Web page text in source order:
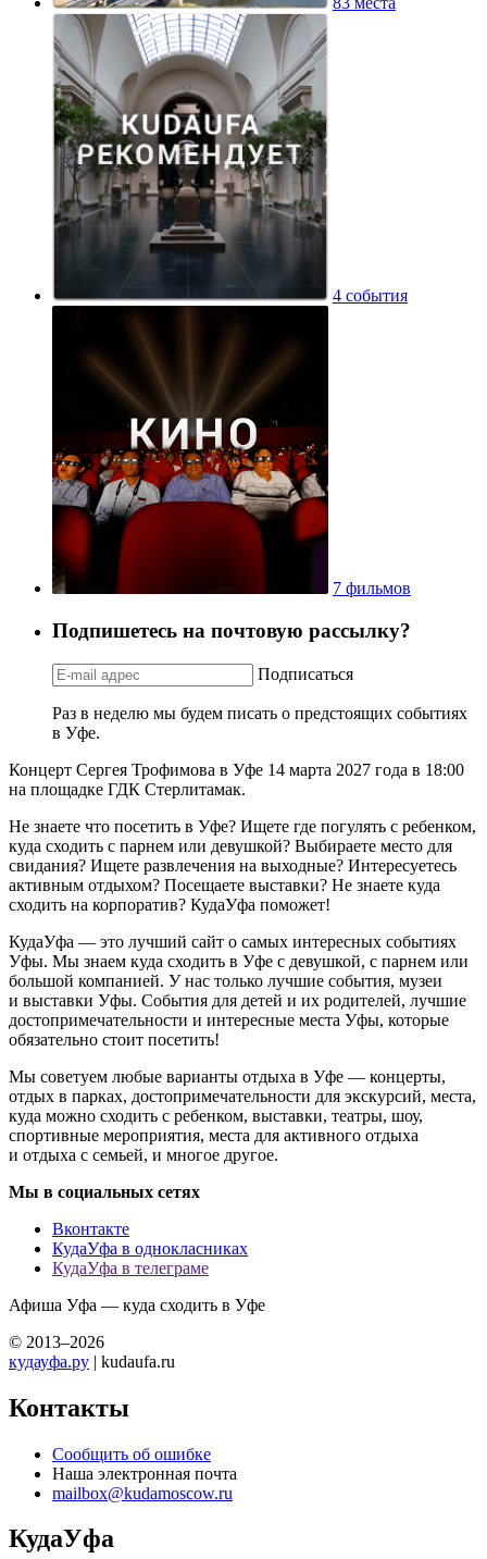
4 события
7 фильмов
Подпишетесь на почтовую рассылку?
Подписаться
Раз в неделю мы будем писать о предстоящих событиях
в Уфе.
Концерт Сергея Трофимова в Уфе 14 марта 2027 года в 18:00
на площадке ГДК Стерлитамак.
Не знаете что посетить в Уфе? Ищете где погулять с ребенком,
куда сходить с парнем или девушкой? Выбираете место для
свидания? Ищете развлечения на выходные? Интересуетесь
активным отдыхом? Посещаете выставки? Не знаете куда
сходить на корпоратив? КудаУфа поможет!
КудаУфа — это лучший сайт о самых интересных событиях
Уфы. Мы знаем куда сходить в Уфе с девушкой, с парнем или
большой компанией. У нас только лучшие события, музеи
и выставки Уфы. События для детей и их родителей, лучшие
достопримечательности и интересные места Уфы, которые
обязательно стоит посетить!
Мы советуем любые варианты отдыха в Уфе — концерты,
отдых в парках, достопримечательности для экскурсий, места,
куда можно сходить с ребенком, выставки, театры, шоу,
спортивные мероприятия, места для активного отдыха
и отдыха с семьей, и многое другое.
Мы в социальных сетях
Вконтакте
КудаУфа в однокласниках
КудаУфа в телеграме
Афиша Уфа — куда сходить в Уфе
© 2013–2026
кудауфа.ру | kudaufa.ru
Контакты
Сообщить об ошибке
Наша электронная почта
mailbox@kudamoscow.ru
КудаУфа